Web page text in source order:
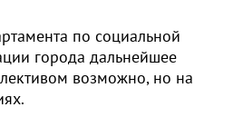
по социальной
города дальнейшее
возможно, но на